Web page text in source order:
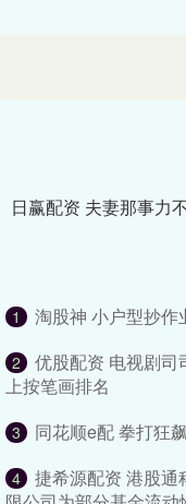
日赢配资 夫妻那事力
1 淘股神 小户型抄作
2
优股配资 电视剧司
上按笔画排名
3 同花顺e配 拳打狂
4
捷希源配资 港股